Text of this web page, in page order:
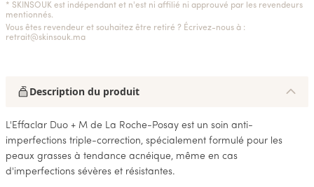
* SKINSOUK est indépendant et n'est ni affilié ni approuvé par les revendeurs
mentionnés.
Vous êtes revendeur et souhaitez être retiré ? Écrivez-nous à :
retrait@skinsouk.ma
Description du produit
L'Effaclar Duo + M de La Roche-Posay est un soin anti-
imperfections triple-correction, spécialement formulé pour les
peaux grasses à tendance acnéique, même en cas
d'imperfections sévères et résistantes.